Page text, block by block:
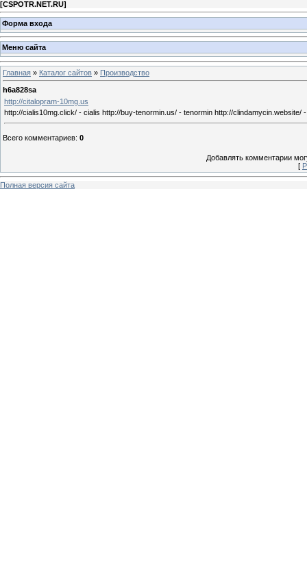
[CSPOTR.NET.RU]
Форма входа
Меню сайта
Главная » Каталог сайтов » Производство
h6a828sa
http://citalopram-10mg.us
http://cialis10mg.click/ - cialis http://buy-tenormin.us/ - tenormin http://clindamycin.website/
Всего комментариев: 0
Добавлять комментарии
[
Полная версия сайта